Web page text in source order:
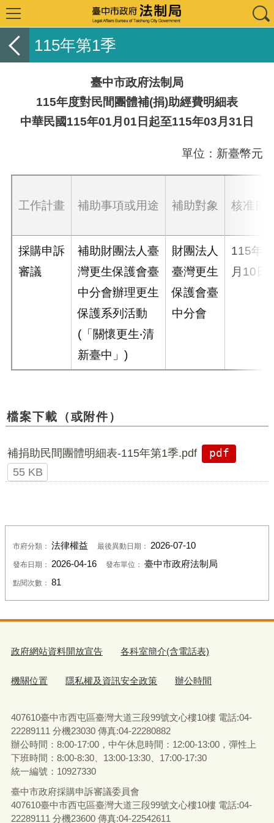
115年第1季
臺中市政府法制局
115年度對民間團體補(捐)助經費明細表
中華民國115年01月01日起至115年03月31日
單位：新臺幣元
工作計畫 補助事項或用途 補助對象 核准日
採購申訴
審議
補助財團法人臺
灣更生保護會臺
中分會辦理更生
保護系列活動
(「關懷更生‧清
新臺中」)
財團法人
臺灣更生
保護會臺
中分會
115年2
月10日
檔案下載（或附件）
補捐助民間團體明細表-115年第1季.pdf
pdf
55 KB
市府分類： 法律權益 最後異動日期： 2026-07-10
發布日期： 2026-04-16 發布單位： 臺中市政府法制局
點閱次數： 81
政府網站資料開放宣告 各科室簡介(含電話表)
機關位置 隱私權及資訊安全政策 辦公時間
407610臺中市西屯區臺灣大道三段99號文心樓10樓 電話:04-
22289111 分機23030 傳真:04-22280882
辦公時間：8:00-17:00，中午休息時間：12:00-13:00，彈性上
下班時間：8:00-8:30、13:00-13:30、17:00-17:30
統一編號：10927330
臺中市政府採購申訴審議委員會
407610臺中市西屯區臺灣大道三段99號文心樓10樓 電話:04-
22289111 分機23600 傳真:04-22542611